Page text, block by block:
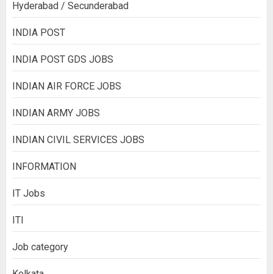
Hyderabad / Secunderabad
INDIA POST
INDIA POST GDS JOBS
INDIAN AIR FORCE JOBS
INDIAN ARMY JOBS
INDIAN CIVIL SERVICES JOBS
INFORMATION
IT Jobs
ITI
Job category